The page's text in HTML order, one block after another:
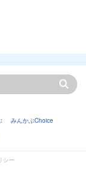
みんかぶChoice
シー